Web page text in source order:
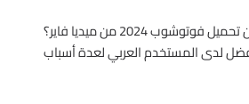
2024 من ميديا فاير؟
لدى المستخدم العربي لعدة أسباب